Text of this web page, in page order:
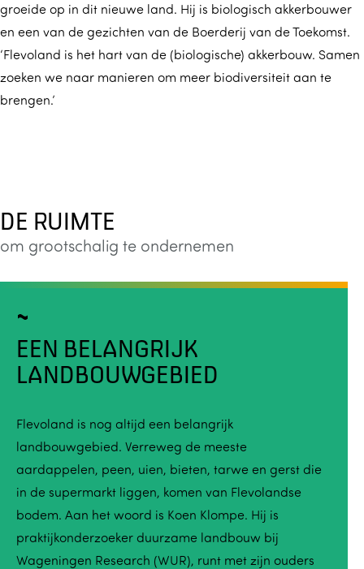
groeide op in dit nieuwe land. Hij is biologisch akkerbouwer
en een van de gezichten van de Boerderij van de Toekomst.
‘Flevoland is het hart van de (biologische) akkerbouw. Samen
zoeken we naar manieren om meer biodiversiteit aan te
brengen.’
DE RUIMTE
om grootschalig te ondernemen
EEN BELANGRIJK
LANDBOUWGEBIED
Flevoland is nog altijd een belangrijk
landbouwgebied. Verreweg de meeste
aardappelen, peen, uien, bieten, tarwe en gerst die
in de supermarkt liggen, komen van Flevolandse
bodem. Aan het woord is Koen Klompe. Hij is
praktijkonderzoeker duurzame landbouw bij
Wageningen Research (WUR), runt met zijn ouders